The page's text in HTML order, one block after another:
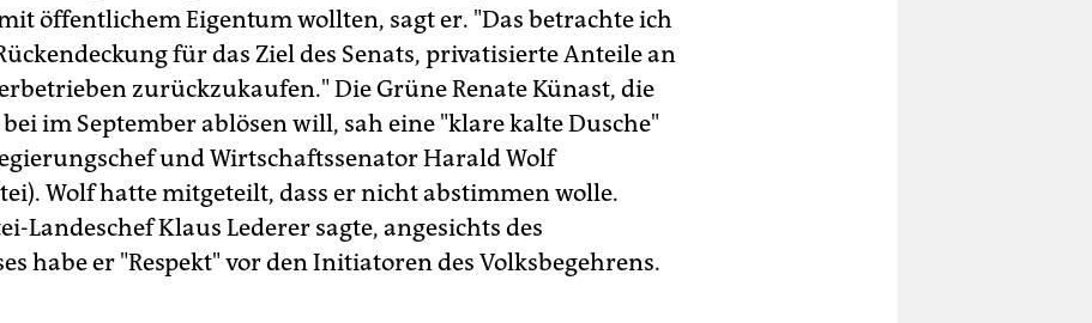
öffentlichem Eigentum wollten, sagt er. "Das betrachte ich
für das Ziel des Senats, privatisierte Anteile an
zurückzukaufen." Die Grüne Renate Künast, die
im September ablösen will, sah eine "klare kalte Dusche"
und Wirtschaftssenator Harald Wolf
Wolf hatte mitgeteilt, dass er nicht abstimmen wolle.
Landeschef Klaus Lederer sagte, angesichts des
habe er "Respekt" vor den Initiatoren des Volksbegehrens.